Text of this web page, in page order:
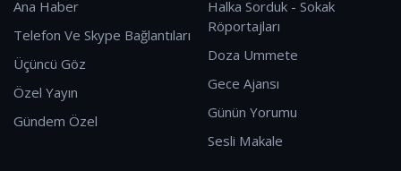
Ana Haber
Telefon Ve Skype Bağlantıları
Üçüncü Göz
Özel Yayın
Gündem Özel
Halka Sorduk - Sokak
Röportajları
Doza Ummete
Gece Ajansı
Günün Yorumu
Sesli Makale